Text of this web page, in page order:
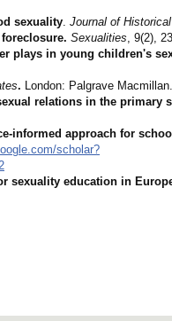
sexuality. Journal of
Sexualities, 9(2),
plays in young children's
. London: Palgrave Macmillan.
relations in the primary
informed approach for
scholar?
sexuality education in